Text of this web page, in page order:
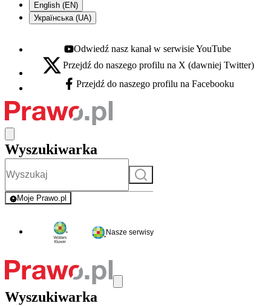
English (EN)
Українська (UA)
Youtube - otwiera się w nowej karcie
Odwiedź nasz kanał w serwisie YouTube
X - otwiera się w nowej karcie
Przejdź do naszego profilu na X (dawniej Twitter)
Facebook - otwiera się w nowej karcie
Przejdź do naszego profilu na Facebooku
Wyszukiwarka
Szukaj
Moje Prawo.pl
- rejestracja i logowanie do serwisu
Nasze serwisy
Wyszukiwarka